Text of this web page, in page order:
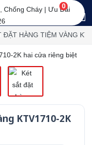
0
ĐẶT HÀNG TIỆM VÀNG
KTV1710-2K